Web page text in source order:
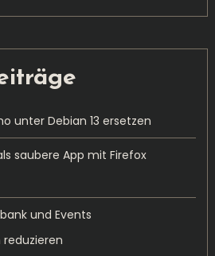
unter Debian 13 ersetzen
saubere App mit Firefox
und Events